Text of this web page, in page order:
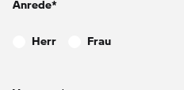
Anrede*
Herr Frau